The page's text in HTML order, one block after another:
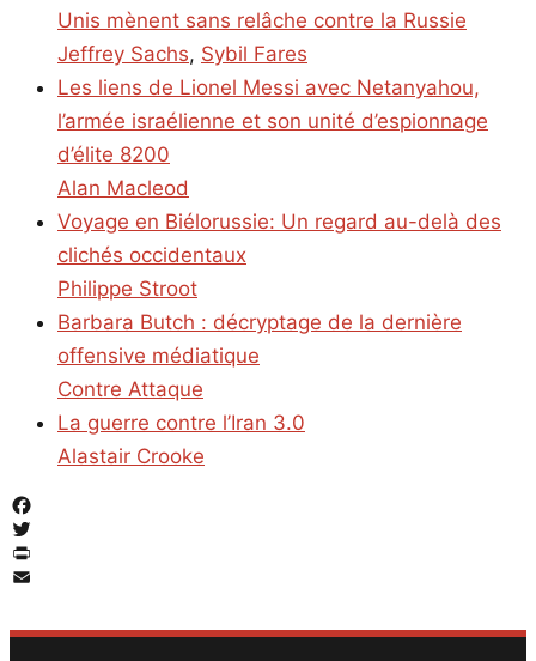
Unis mènent sans relâche contre la Russie
Jeffrey Sachs, Sybil Fares
Les liens de Lionel Messi avec Netanyahou,
l’armée israélienne et son unité d’espionnage
d’élite 8200
Alan Macleod
Voyage en Biélorussie: Un regard au-delà des
clichés occidentaux
Philippe Stroot
Barbara Butch : décryptage de la dernière
offensive médiatique
Contre Attaque
La guerre contre l’Iran 3.0
Alastair Crooke
Facebook
Twitter
PrintFriendly